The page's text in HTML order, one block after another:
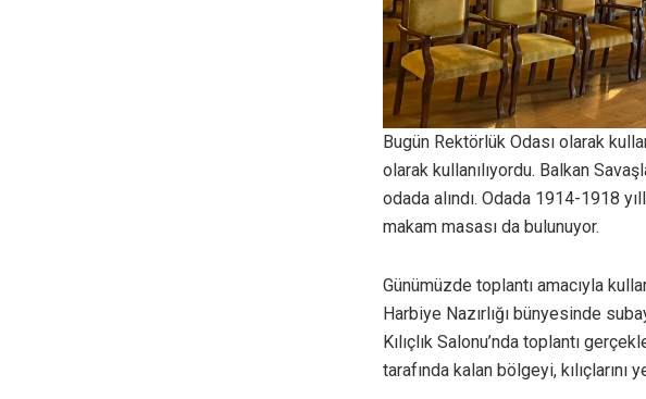
Bugün Rektörlük Odası olarak
olarak kullanılıyordu. Balkan
odada alındı. Odada 1914-1918
makam masası da bulunuyor.
Günümüzde toplantı amacıyla
Harbiye Nazırlığı bünyesinde
Kılıçlık Salonu’nda toplantı
tarafında kalan bölgeyi, kılıçlarını